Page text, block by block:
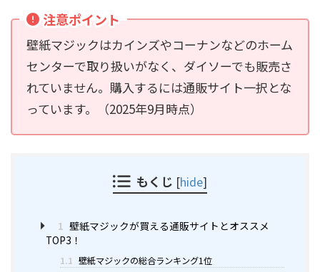
注意ポイント
壁紙マジックはカインズやコーナンなどのホーム
センターで取り扱いがなく、ダイソーでも販売さ
れていません。購入するには通販サイト一択とな
っています。（2025年9月時点）
もくじ [hide]
1 壁紙マジックが買える通販サイトとオススメ
TOP3！
1.1 壁紙マジックの総合ランキング1位